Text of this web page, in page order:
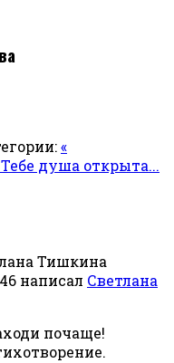
«
душа открыта...
написал Светлана
почаще!